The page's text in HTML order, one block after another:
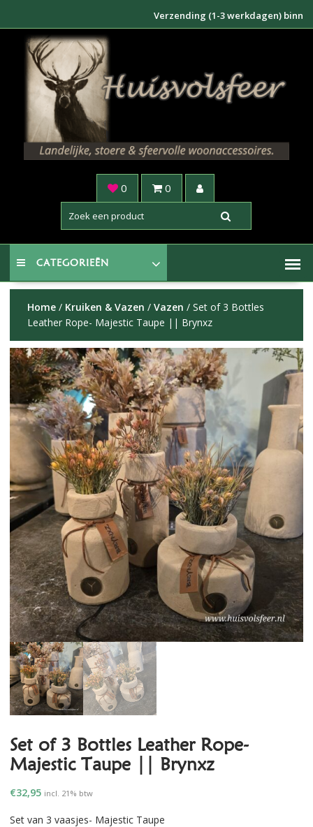
inhoud
Verzending (1-3 werkdagen) binnen
0 0
CATEGORIEËN
Home/ Kruiken & Vazen / Vazen / Set of 3 Bottles
Leather Rope- Majestic Taupe || Brynxz
Set of 3 Bottles Leather Rope-
Majestic Taupe || Brynxz
€32,95 incl. 21% btw
Set van 3 vaasjes- Majestic Taupe